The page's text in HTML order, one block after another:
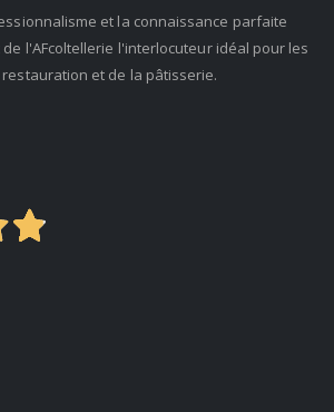
et la connaissance parfaite
l'AFcoltellerie l'interlocuteur idéal pour les
et de la pâtisserie.